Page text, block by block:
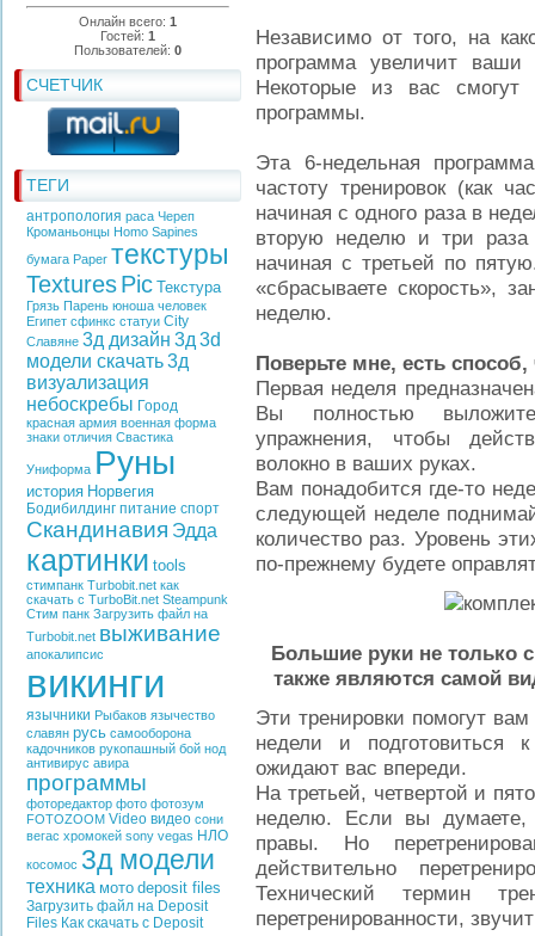
Онлайн всего: 1
Гостей: 1
Пользователей: 0
СЧЕТЧИК
ТЕГИ
антропология раса Череп
Кроманьонцы Homo Sapines
бумага Paper текстуры
TexturesPic Текстура
Грязь Парень юноша человек
Египет сфинкс статуи City
Славяне 3д дизайн 3д 3d
модели скачать3д
визуализация
небоскребы Город
красная армия военная форма
знаки отличия Свастика
Униформа Руны
история Норвегия
Бодибилдинг питание спорт
Скандинавия Эдда
картинки tools
стимпанк Turbobit.net как
скачать с TurboBit.net Steampunk
Стим панк Загрузить файл на
Turbobit.net выживание
апокалипсис
викинги
язычники Рыбаков язычество
славян русь самооборона
кадочников рукопашный бой нод
антивирус авира
программы
фоторедактор фото фотозум
FOTOZOOM Video видео сони
вегас хромокей sony vegas НЛО
косомос 3д модели
техника мото deposit files
Загрузить файл на Deposit
Files Как скачать с Deposit
Независимо от того, на
программа увеличит ваши
Некоторые из вас
программы.
Эта 6-недельная
частоту тренировок (как
начиная с одного раза в
вторую неделю и три раза
начиная с третьей по
«сбрасываете скорость»,
неделю.
Поверьте мне, есть
Первая неделя
Вы полностью
упражнения, чтобы
волокно в ваших руках.
Вам понадобится где-то
следующей неделе
количество раз. Уровень
по-прежнему будете
Большие руки не только
также являются самой
Эти тренировки помогут
недели и подготовиться
ожидают вас впереди.
На третьей, четвертой и
неделю. Если вы думаете,
правы. Но
действительно
Технический термин
перетренированности,